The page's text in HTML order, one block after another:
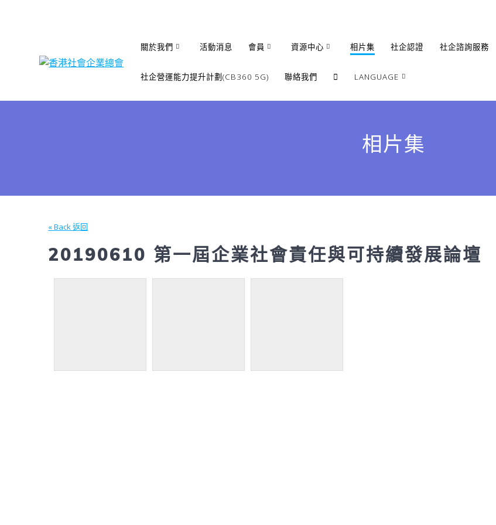
關於我們 活動消息 會員 資源中心 相片集 社企認證 社企諮詢服務
社企營運能力提升計劃(CB360 5G) 聯絡我們 LANGUAGE
繁體
English
相片集
« Back 返回
20190610 第一屆企業社會責任與可持續發展論壇